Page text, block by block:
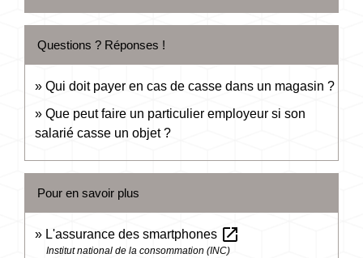
Questions ? Réponses !
Qui doit payer en cas de casse dans un magasin ?
Que peut faire un particulier employeur si son
salarié casse un objet ?
Pour en savoir plus
L'assurance des smartphones open_in_new
Institut national de la consommation (INC)